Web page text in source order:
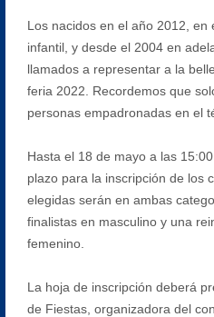
Los nacidos en el año 2012, en
infantil, y desde el 2004 en
llamados a representar a la
feria 2022. Recordemos que
personas empadronadas en el
Hasta el 18 de mayo a las
plazo para la inscripción de los
elegidas serán en ambas
finalistas en masculino y una
femenino.
La hoja de inscripción deberá
de Fiestas, organizadora del